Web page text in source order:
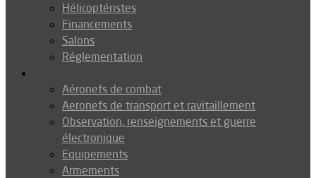
Hélicoptéristes
Financements
Salons
Réglementation
Aéronefs de combat
Aeronefs de transport et ravitaillement
Observation, renseignements et guerre
électronique
Equipements
Armements